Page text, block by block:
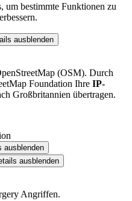
um bestimmte Funktionen zu
ausblenden
(OSM). Durch
Foundation Ihre IP-
Großbritannien übertragen.
ausblenden
ausblenden
Angriffen.